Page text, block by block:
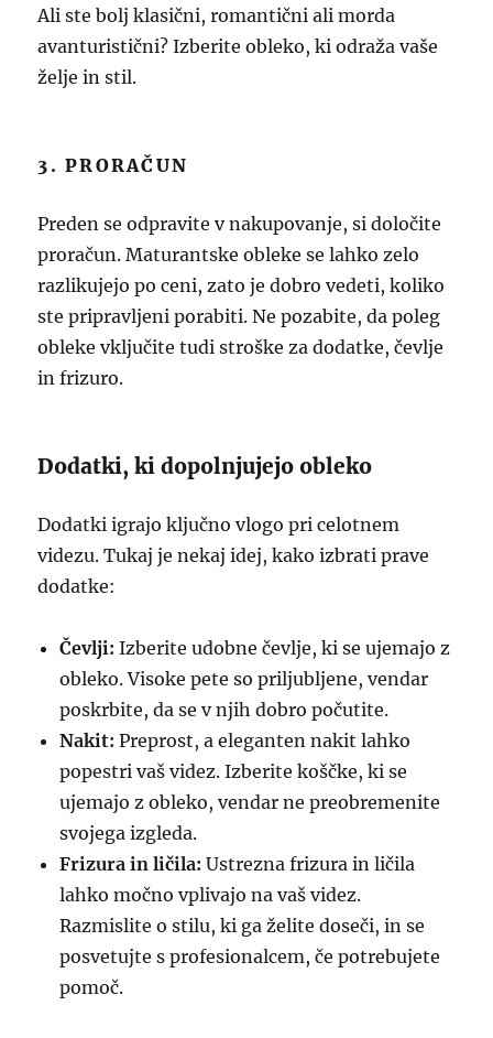
Ali ste bolj klasični, romantični ali morda
avanturistični? Izberite obleko, ki odraža vaše
želje in stil.
3. PRORAČUN
Preden se odpravite v nakupovanje, si določite
proračun. Maturantske obleke se lahko zelo
razlikujejo po ceni, zato je dobro vedeti, koliko
ste pripravljeni porabiti. Ne pozabite, da poleg
obleke vključite tudi stroške za dodatke, čevlje
in frizuro.
Dodatki, ki dopolnjujejo obleko
Dodatki igrajo ključno vlogo pri celotnem
videzu. Tukaj je nekaj idej, kako izbrati prave
dodatke:
Čevlji: Izberite udobne čevlje, ki se ujemajo z
obleko. Visoke pete so priljubljene, vendar
poskrbite, da se v njih dobro počutite.
Nakit: Preprost, a eleganten nakit lahko
popestri vaš videz. Izberite koščke, ki se
ujemajo z obleko, vendar ne preobremenite
svojega izgleda.
Frizura in ličila: Ustrezna frizura in ličila
lahko močno vplivajo na vaš videz.
Razmislite o stilu, ki ga želite doseči, in se
posvetujte s profesionalcem, če potrebujete
pomoč.